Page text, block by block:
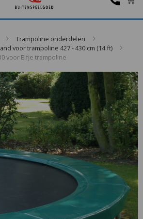
Trampoline onderdelen
voor trampoline 427 - 430 cm (14 ft)
voor Elfje trampoline